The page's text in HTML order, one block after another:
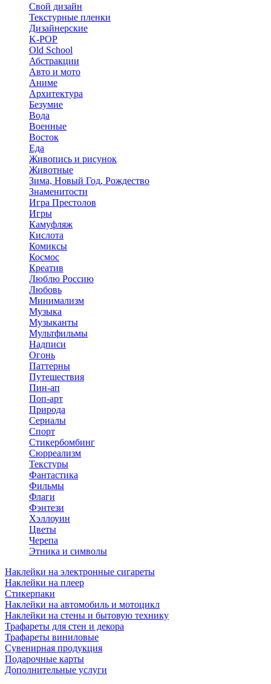
Свой дизайн
Текстурные пленки
Дизайнерские
K-POP
Old School
Абстракции
Авто и мото
Аниме
Архитектура
Безумие
Вода
Военные
Восток
Еда
Живопись и рисунок
Животные
Зима, Новый Год, Рождество
Знаменитости
Игра Престолов
Игры
Камуфляж
Кислота
Комиксы
Космос
Креатив
Люблю Россию
Любовь
Минимализм
Музыка
Музыканты
Мультфильмы
Надписи
Огонь
Паттерны
Путешествия
Пин-ап
Поп-арт
Природа
Сериалы
Спорт
Стикербомбинг
Сюрреализм
Текстуры
Фантастика
Фильмы
Флаги
Фэнтези
Хэллоуин
Цветы
Черепа
Этника и символы
Наклейки на электронные сигареты
Наклейки на плеер
Стикерпаки
Наклейки на автомобиль и мотоцикл
Наклейки на стены и бытовую технику
Трафареты для стен и декора
Трафареты виниловые
Сувенирная продукция
Подарочные карты
Дополнительные услуги